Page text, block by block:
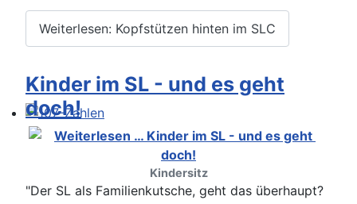
107-Zahlen
Weiterlesen: Kopfstützen hinten im SLC
Kinder im SL - und es geht
doch!
Kindersitz
"Der SL als Familienkutsche, geht das überhaupt?